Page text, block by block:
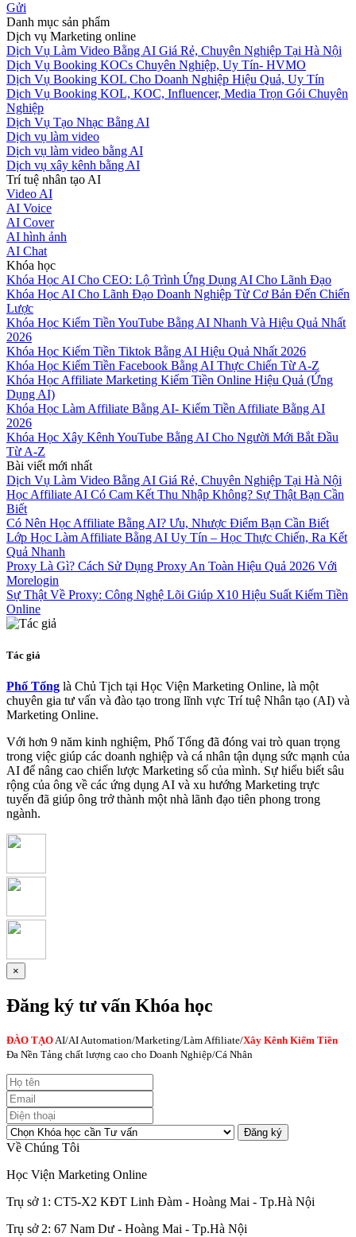
Gửi
Danh mục sản phẩm
Dịch vụ Marketing online
Dịch Vụ Làm Video Bằng AI Giá Rẻ, Chuyên Nghiệp Tại Hà Nội
Dịch Vụ Booking KOCs Chuyên Nghiệp, Uy Tín- HVMO
Dịch Vụ Booking KOL Cho Doanh Nghiệp Hiệu Quả, Uy Tín
Dịch Vụ Booking KOL, KOC, Influencer, Media Trọn Gói Chuyên
Nghiệp
Dịch Vụ Tạo Nhạc Bằng AI
Dịch vụ làm video
Dịch vụ làm video bằng AI
Dịch vụ xây kênh bằng AI
Trí tuệ nhân tạo AI
Video AI
AI Voice
AI Cover
AI hình ảnh
AI Chat
Khóa học
Khóa Học AI Cho CEO: Lộ Trình Ứng Dụng AI Cho Lãnh Đạo
Khóa Học AI Cho Lãnh Đạo Doanh Nghiệp Từ Cơ Bản Đến Chiến
Lược
Khóa Học Kiếm Tiền YouTube Bằng AI Nhanh Và Hiệu Quả Nhất
2026
Khóa Học Kiếm Tiền Tiktok Bằng AI Hiệu Quả Nhất 2026
Khóa Học Kiếm Tiền Facebook Bằng AI Thực Chiến Từ A-Z
Khóa Học Affiliate Marketing Kiếm Tiền Online Hiệu Quả (Ứng
Dụng AI)
Khóa Học Làm Affiliate Bằng AI- Kiếm Tiền Affiliate Bằng AI
2026
Khóa Học Xây Kênh YouTube Bằng AI Cho Người Mới Bắt Đầu
Từ A-Z
Bài viết mới nhất
Dịch Vụ Làm Video Bằng AI Giá Rẻ, Chuyên Nghiệp Tại Hà Nội
Học Affiliate AI Có Cam Kết Thu Nhập Không? Sự Thật Bạn Cần
Biết
Có Nên Học Affiliate Bằng AI? Ưu, Nhược Điểm Bạn Cần Biết
Lớp Học Làm Affiliate Bằng AI Uy Tín – Học Thực Chiến, Ra Kết
Quả Nhanh
Proxy Là Gì? Cách Sử Dụng Proxy An Toàn Hiệu Quả 2026 Với
Morelogin
Sự Thật Về Proxy: Công Nghệ Lõi Giúp X10 Hiệu Suất Kiếm Tiền
Online
Tác giả
Phố Tổng là Chủ Tịch tại Học Viện Marketing Online, là một
chuyên gia tư vấn và đào tạo trong lĩnh vực Trí tuệ Nhân tạo (AI) và
Marketing Online.
Với hơn 9 năm kinh nghiệm, Phố Tổng đã đóng vai trò quan trọng
trong việc giúp các doanh nghiệp và cá nhân tận dụng sức mạnh của
AI để nâng cao chiến lược Marketing số của mình. Sự hiểu biết sâu
rộng của ông về các ứng dụng AI và xu hướng Marketing trực
tuyến đã giúp ông trở thành một nhà lãnh đạo tiên phong trong
ngành.
×
Đăng ký tư vấn Khóa học
ĐÀO TẠO AI/AI Automation/Marketing/Làm Affiliate/Xây Kênh Kiếm Tiền
Đa Nền Tảng chất lượng cao cho Doanh Nghiệp/Cá Nhân
Đăng ký
Về Chúng Tôi
Học Viện Marketing Online
Trụ sở 1: CT5-X2 KĐT Linh Đàm - Hoàng Mai - Tp.Hà Nội
Trụ sở 2: 67 Nam Dư - Hoàng Mai - Tp.Hà Nội